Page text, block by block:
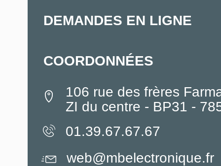
DEMANDES EN LIGNE
COORDONNÉES
106 rue des frères
ZI du centre - BP31 -
01.39.67.67.67
web@mbelectronique.fr